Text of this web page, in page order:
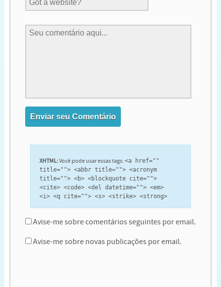
XHTML:Você pode usar essas tags: <a href=""
title=""> <abbr title=""> <acronym
title=""> <b> <blockquote cite="">
<cite> <code> <del datetime=""> <em>
<i> <q cite=""> <s> <strike> <strong>
Avise-me sobre comentários seguintes por email.
Avise-me sobre novas publicações por email.